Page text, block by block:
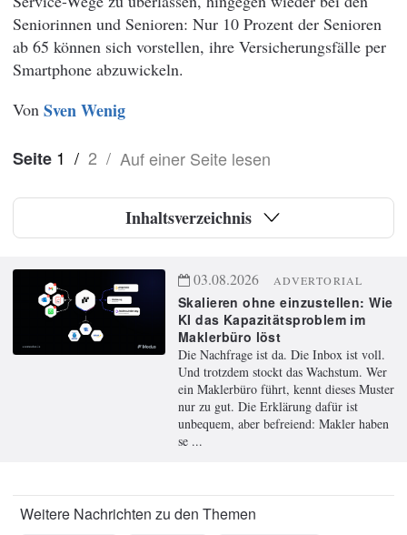
Seniorinnen und Senioren: Nur 10 Prozent der Senioren
ab 65 können sich vorstellen, ihre Versicherungsfälle per
Smartphone abzuwickeln.
Von Sven Wenig
Seite 1 / 2 / Auf einer Seite lesen
Inhaltsverzeichnis
03.08.2026 ADVERTORIAL
Skalieren ohne einzustellen: Wie
KI das Kapazitätsproblem im
Maklerbüro löst
Die Nachfrage ist da. Die Inbox ist voll.
Und trotzdem stockt das Wachstum. Wer
ein Maklerbüro führt, kennt dieses Muster
nur zu gut. Die Erklärung dafür ist
unbequem, aber befreiend: Makler haben
se ...